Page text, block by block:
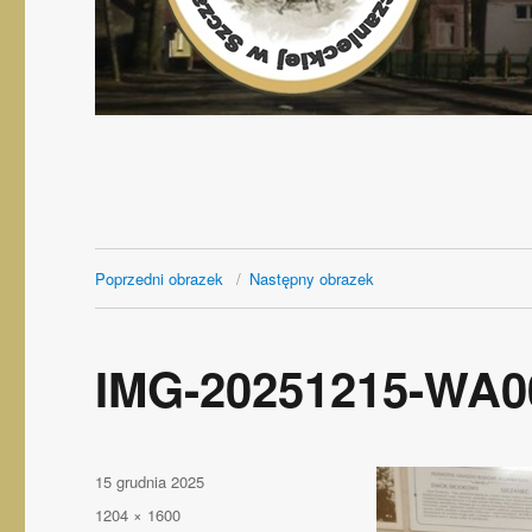
Poprzedni obrazek Następny obrazek
IMG-20251215-
Opublikowano
15 grudnia 2025
Pełny
1204 × 1600